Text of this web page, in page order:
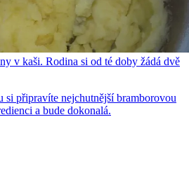
v kaši. Rodina si od té doby žádá dvě
si připravíte nejchutnější bramborovou
a bude dokonalá.